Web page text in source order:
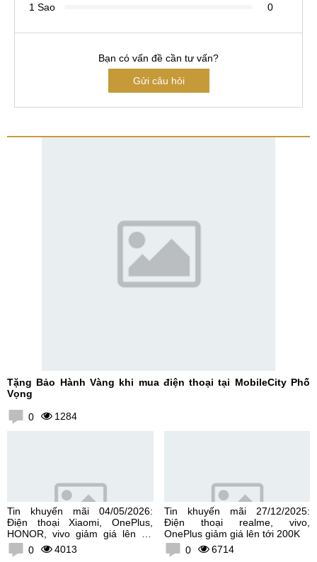
1 Sao
0
Bạn có vấn đề cần tư vấn?
Gửi câu hỏi
Tặng Bảo Hành Vàng khi mua điện thoại tại MobileCity Phố
Vọng
0 1284
Tin khuyến mãi 04/05/2026:
Điện thoại Xiaomi, OnePlus,
HONOR, vivo giảm giá lên tới
300K0 4013
Tin khuyến mãi 27/12/2025:
Điện thoại realme, vivo,
OnePlus giảm giá lên tới 200K
0
6714